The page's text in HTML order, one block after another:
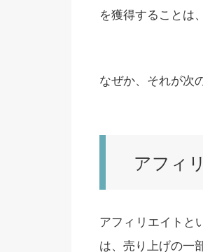
を獲得することは
なぜか、それが次
アフィ
アフィリエイトと
は、売り上げの一